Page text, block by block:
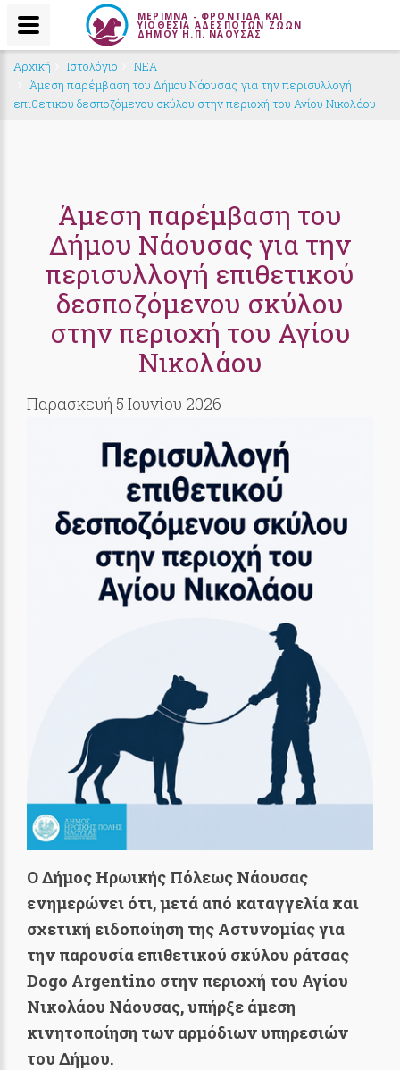
Αρχική Ιστολόγιο
NEA
Άμεση παρέμβαση του Δήμου Νάουσας για την περισυλλογή
επιθετικού δεσποζόμενου σκύλου στην περιοχή του Αγίου Νικολάου
Άμεση παρέμβαση του
Δήμου Νάουσας για την
περισυλλογή επιθετικού
δεσποζόμενου σκύλου
στην περιοχή του Αγίου
Νικολάου
Παρασκευή 5 Ιουνίου 2026
Ο Δήμος Ηρωικής Πόλεως Νάουσας
ενημερώνει ότι, μετά από καταγγελία και
σχετική ειδοποίηση της Αστυνομίας για
την παρουσία επιθετικού σκύλου ράτσας
Dogo Argentino στην περιοχή του Αγίου
Νικολάου Νάουσας, υπήρξε άμεση
κινητοποίηση των αρμόδιων υπηρεσιών
του Δήμου.
ΜΕΡΙΜΝΑ - ΦΡΟΝΤΙΔΑ ΚΑΙ
ΥΙΟΘΕΣΙΑ ΑΔΕΣΠΟΤΩΝ ΖΩΩΝ
ΔΗΜΟΥ Η.Π. ΝΑΟΥΣΑΣ